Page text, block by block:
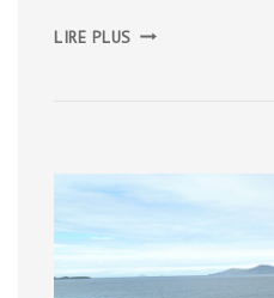
LIRE PLUS CÔTE